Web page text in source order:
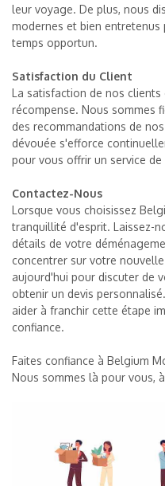
leur voyage. De plus, nous
modernes et bien
temps opportun.
Satisfaction du Client
La satisfaction de nos
récompense. Nous sommes
des recommandations de
dévouée s'efforce
pour vous offrir un service
Contactez-Nous
Lorsque vous choisissez
tranquillité d'esprit. Laissez-
détails de votre
concentrer sur votre
aujourd'hui pour discuter de
obtenir un devis
aider à franchir cette étape
confiance.
Faites confiance à Belgium
Nous sommes là pour vous,